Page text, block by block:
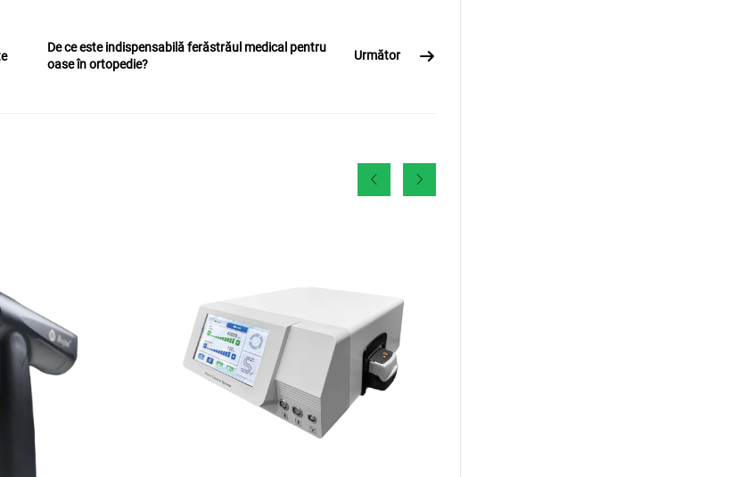
De ce este indispensabilă ferăstrăul medical pentru
oase în ortopedie?
Următor